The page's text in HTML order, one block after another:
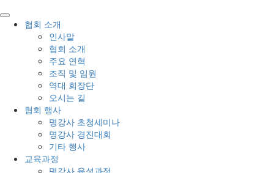
협회 소개
인사말
협회 소개
주요 연혁
조직 및 임원
역대 회장단
오시는 길
협회 행사
명강사 초청세미나
명강사 경진대회
기타 행사
교육과정
명강사 육성과정